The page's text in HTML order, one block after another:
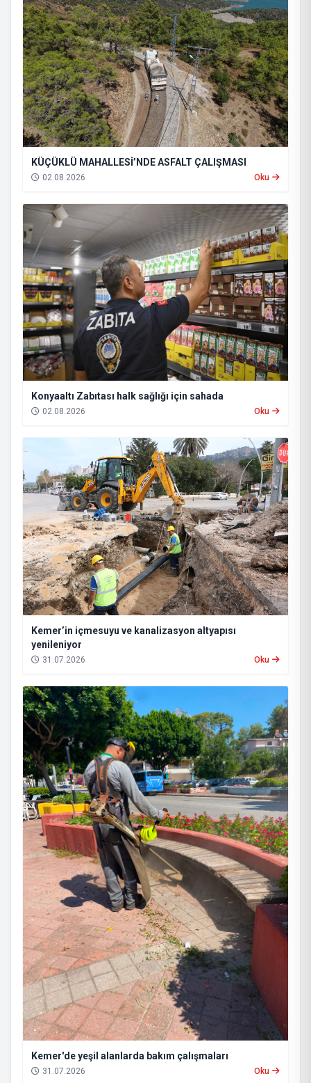
KÜÇÜKLÜ MAHALLESİ’NDE ASFALT ÇALIŞMASI
02.08.2026 Oku
Konyaaltı Zabıtası halk sağlığı için sahada
02.08.2026 Oku
Kemer’in içmesuyu ve kanalizasyon altyapısı
yenileniyor
31.07.2026 Oku
Kemer'de yeşil alanlarda bakım çalışmaları
31.07.2026 Oku